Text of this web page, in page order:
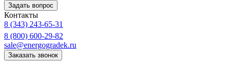
Контакты
8 (343) 243-65-31
8 (800) 600-29-82
sale@energogradek.ru